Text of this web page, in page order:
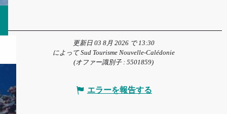
更新日 03 8月 2026 で 13:30
によって Sud Tourisme Nouvelle-Calédonie
(オファー識別子 : 5501859)
エラーを報告する